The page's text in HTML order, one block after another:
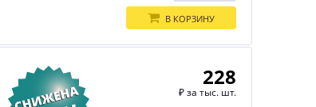
В КОРЗИНУ
228
₽за тыс. шт.